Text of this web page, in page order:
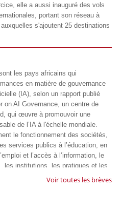
elle a aussi inauguré des vols
portant son réseau à
s'ajoutent 25 destinations
les pays africains qui
en matière de gouvernance
(IA), selon un rapport publié
on AI Governance, un centre de
qui œuvre à promouvoir une
de l’IA à l'échelle mondiale.
le fonctionnement des sociétés,
services publics à l’éducation, en
et l’accès à l’information, le
les institutions, les pratiques et les
qui favorisent un déploiement
Voir toutes les brèves